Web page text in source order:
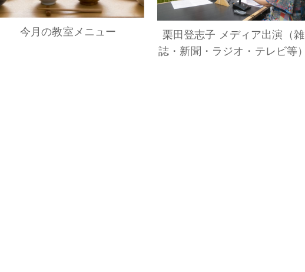
今月の教室メニュー
栗田登志子 メディア出演（雑
誌・新聞・ラジオ・テレビ等）